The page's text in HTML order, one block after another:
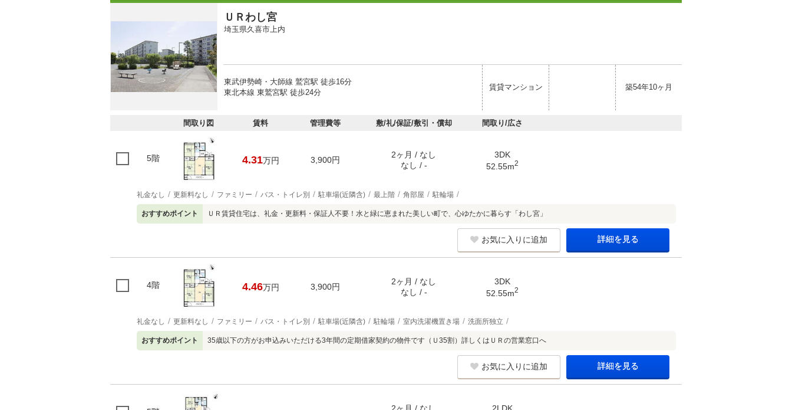
ＵＲわし宮
埼玉県久喜市上内
東武伊勢崎・大師線 鷲宮駅 徒歩16分
東北本線 東鷲宮駅 徒歩24分
賃貸マンション 築54年10ヶ月
間取り図 賃料 管理費等 敷/礼/保証/敷引・償却 間取り/広さ
5階 4.31万円 3,900円
2ヶ月 / なし
なし / -
3DK
52.55m2
礼金なし 更新料なし ファミリー バス・トイレ別 駐車場(近隣含) 最上階 角部屋 駐輪場
おすすめポイント ＵＲ賃貸住宅は、礼金・更新料・保証人不要！水と緑に恵まれた美しい町で、心ゆたかに暮らす「わし宮」
お気に入りに追加 詳細を見る
4階 4.46万円 3,900円
2ヶ月 / なし
なし / -
3DK
52.55m2
礼金なし 更新料なし ファミリー バス・トイレ別 駐車場(近隣含) 駐輪場 室内洗濯機置き場 洗面所独立
おすすめポイント 35歳以下の方がお申込みいただける3年間の定期借家契約の物件です（Ｕ35割）詳しくはＵＲの営業窓口へ
お気に入りに追加 詳細を見る